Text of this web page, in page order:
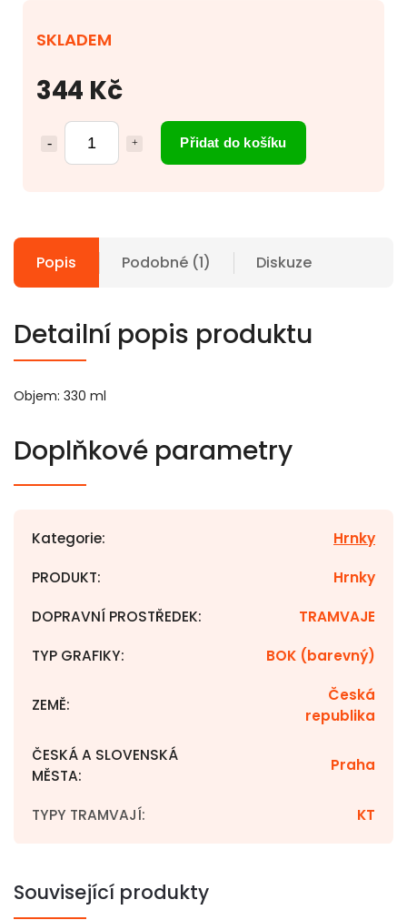
344 Kč
Přidat do košíku
SKLADEM
Popis Podobné (1) Diskuze
Detailní popis produktu
Objem: 330 ml
Doplňkové parametry
Kategorie: Hrnky
PRODUKT: Hrnky
DOPRAVNÍ PROSTŘEDEK: TRAMVAJE
TYP GRAFIKY: BOK (barevný)
ZEMĚ:
Česká
republika
ČESKÁ A SLOVENSKÁ
MĚSTA:
Praha
TYPY TRAMVAJÍ: KT
Související produkty